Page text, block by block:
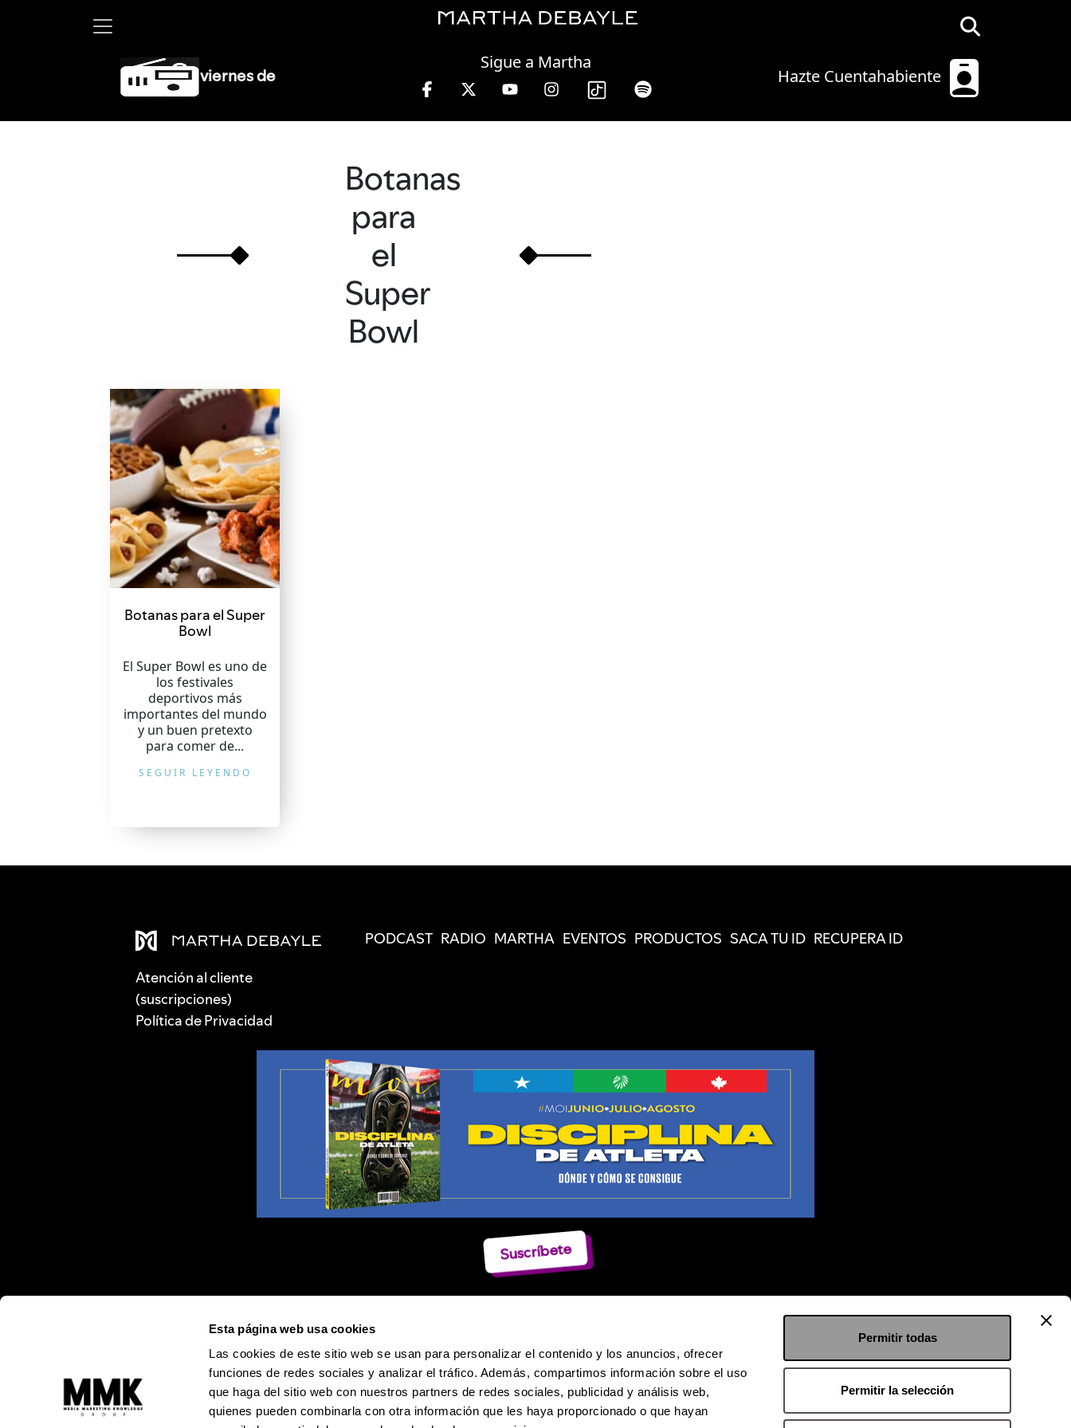
Esta página web usa cookies
Las cookies de este sitio web se usan para personalizar el contenido y los anuncios, ofrecer
funciones de redes sociales y analizar el tráfico. Además, compartimos información sobre el uso
que haga del sitio web con nuestros partners de redes sociales, publicidad y análisis web,
quienes pueden combinarla con otra información que les haya proporcionado o que hayan
Permitir todas
Permitir la selección
Hazte Cuentahabiente
Sigue a Martha
en W, lunes a viernes de 10 a 13 hrs.
Botanas
para
el
Super
Bowl
Botanas para el Super
Bowl
El Super Bowl es uno de
los festivales
deportivos más
importantes del mundo
y un buen pretexto
para comer de...
SEGUIR LEYENDO
Atención al cliente
(suscripciones)
Política de Privacidad
PODCAST RADIO MARTHA EVENTOS PRODUCTOS SACA TU ID RECUPERA ID
Suscríbete